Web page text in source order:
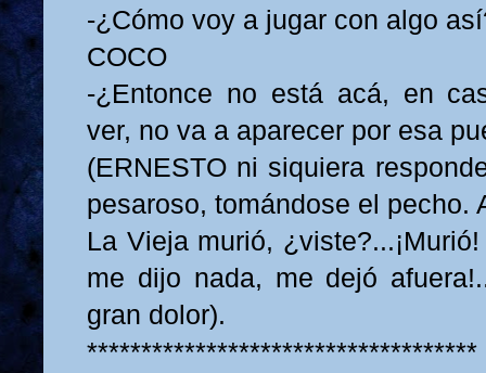
-¿Cómo voy a jugar con algo
COCO
-¿Entonce no está acá, en
ver, no va a aparecer por esa
(ERNESTO ni siquiera
pesaroso, tomándose el pecho.
La Vieja murió,
me dijo nada, me dejó
gran dolor).
************************************